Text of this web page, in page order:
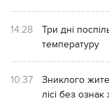
14:28
Три дні
температуру
10:37
Зниклого
лісі без ознак